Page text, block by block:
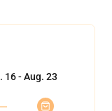
16 - Aug. 23